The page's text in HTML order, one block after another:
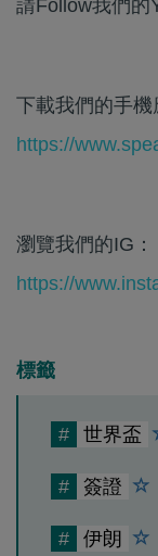
請Follow我們的
下載我們的手機
https://
瀏覽我們的IG：
https://
標籤
# 世界盃
# 簽證
# 伊朗